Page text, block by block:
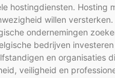
hostingdiensten. Hosting
willen
ondernemingen
bedrijven
en organisaties
veiligheid en